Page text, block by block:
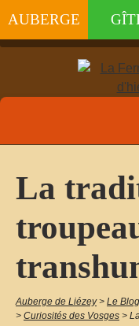
AUBERGE
La
Auberge de Liézey > Le
> Curiosités des Vosges >